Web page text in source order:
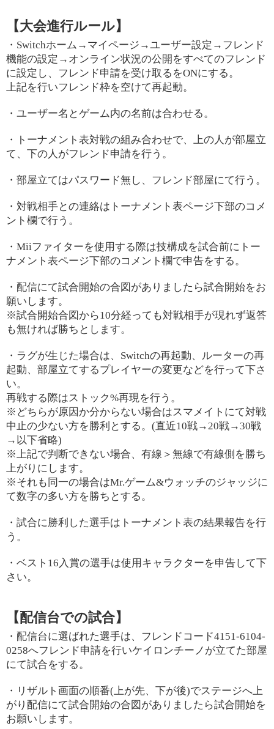
【大会進行ルール】
・Switchホーム→マイページ→ユーザー設定→フレンド
機能の設定→オンライン状況の公開をすべてのフレンド
に設定し、フレンド申請を受け取るをONにする。
上記を行いフレンド枠を空けて再起動。
・ユーザー名とゲーム内の名前は合わせる。
・トーナメント表対戦の組み合わせで、上の人が部屋立
て、下の人がフレンド申請を行う。
・部屋立てはパスワード無し、フレンド部屋にて行う。
・対戦相手との連絡はトーナメント表ページ下部のコメ
ント欄で行う。
・Miiファイターを使用する際は技構成を試合前にトー
ナメント表ページ下部のコメント欄で申告をする。
・配信にて試合開始の合図がありましたら試合開始をお
願いします。
※試合開始合図から10分経っても対戦相手が現れず返答
も無ければ勝ちとします。
・ラグが生じた場合は、Switchの再起動、ルーターの再
起動、部屋立てするプレイヤーの変更などを行って下さ
い。
再戦する際はストック%再現を行う。
※どちらが原因か分からない場合はスマメイトにて対戦
中止の少ない方を勝利とする。(直近10戦→20戦→30戦
→以下省略)
※上記で判断できない場合、有線＞無線で有線側を勝ち
上がりにします。
※それも同一の場合はMr.ゲーム&ウォッチのジャッジに
て数字の多い方を勝ちとする。
・試合に勝利した選手はトーナメント表の結果報告を行
う。
・ベスト16入賞の選手は使用キャラクターを申告して下
さい。
【配信台での試合】
・配信台に選ばれた選手は、フレンドコード4151-6104-
0258へフレンド申請を行いケイロンチーノが立てた部屋
にて試合をする。
・リザルト画面の順番(上が先、下が後)でステージへ上
がり配信にて試合開始の合図がありましたら試合開始を
お願いします。